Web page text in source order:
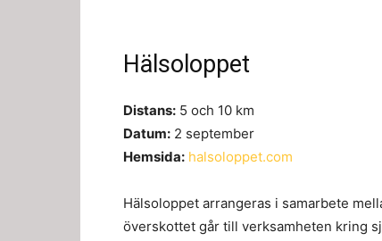
Hälsoloppet
Distans: 5 och 10 km
Datum: 2 september
Hemsida: halsoloppet.com
Hälsoloppet arrangeras i samarbete
överskottet går till verksamheten kring